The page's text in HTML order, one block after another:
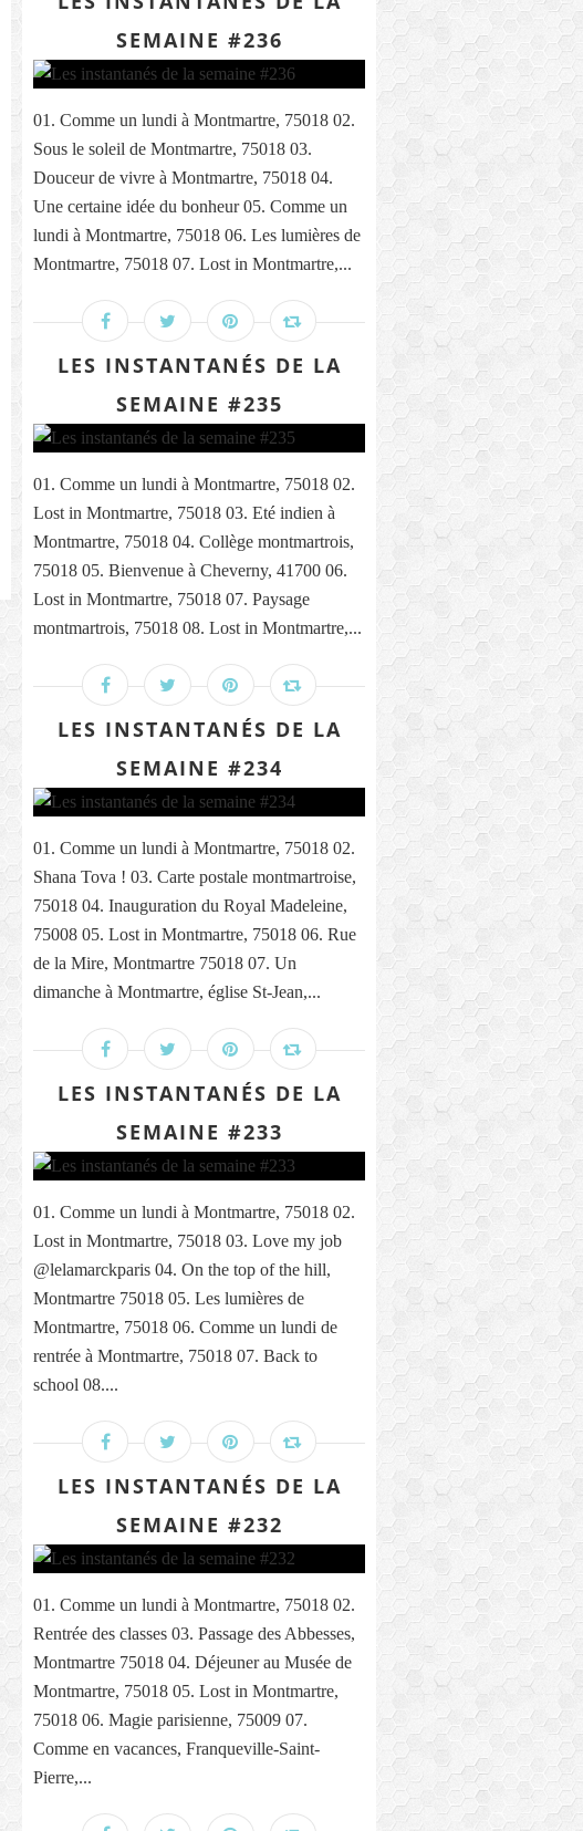
SEMAINE #236
01. Comme un lundi à Montmartre, 75018 02.
Sous le soleil de Montmartre, 75018 03.
Douceur de vivre à Montmartre, 75018 04.
Une certaine idée du bonheur 05. Comme un
lundi à Montmartre, 75018 06. Les lumières de
Montmartre, 75018 07. Lost in Montmartre,...
LES INSTANTANÉS DE LA
SEMAINE #235
01. Comme un lundi à Montmartre, 75018 02.
Lost in Montmartre, 75018 03. Eté indien à
Montmartre, 75018 04. Collège montmartrois,
75018 05. Bienvenue à Cheverny, 41700 06.
Lost in Montmartre, 75018 07. Paysage
montmartrois, 75018 08. Lost in Montmartre,...
LES INSTANTANÉS DE LA
SEMAINE #234
01. Comme un lundi à Montmartre, 75018 02.
Shana Tova ! 03. Carte postale montmartroise,
75018 04. Inauguration du Royal Madeleine,
75008 05. Lost in Montmartre, 75018 06. Rue
de la Mire, Montmartre 75018 07. Un
dimanche à Montmartre, église St-Jean,...
LES INSTANTANÉS DE LA
SEMAINE #233
01. Comme un lundi à Montmartre, 75018 02.
Lost in Montmartre, 75018 03. Love my job
@lelamarckparis 04. On the top of the hill,
Montmartre 75018 05. Les lumières de
Montmartre, 75018 06. Comme un lundi de
rentrée à Montmartre, 75018 07. Back to
school 08....
LES INSTANTANÉS DE LA
SEMAINE #232
01. Comme un lundi à Montmartre, 75018 02.
Rentrée des classes 03. Passage des Abbesses,
Montmartre 75018 04. Déjeuner au Musée de
Montmartre, 75018 05. Lost in Montmartre,
75018 06. Magie parisienne, 75009 07.
Comme en vacances, Franqueville-Saint-
Pierre,...